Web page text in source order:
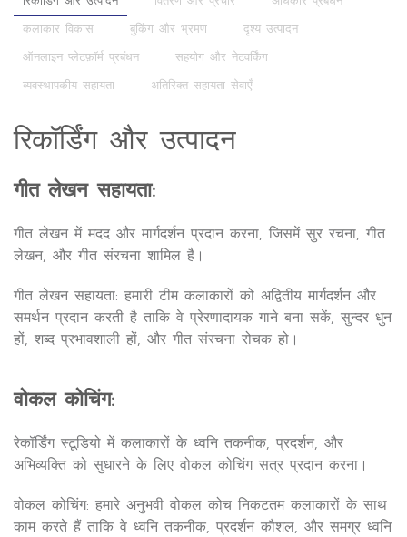
कलाकार विकास बुकिंग और भ्रमण दृश्य उत्पादन
ऑनलाइन प्लेटफ़ॉर्म प्रबंधन सहयोग और नेटवर्किंग
व्यवस्थापकीय सहायता अतिरिक्त सहायता सेवाएँ
रिकॉर्डिंग और उत्पादन
गीत लेखन सहायता:
गीत लेखन में मदद और मार्गदर्शन प्रदान करना, जिसमें सुर रचना, गीत
लेखन, और गीत संरचना शामिल है।
गीत लेखन सहायता: हमारी टीम कलाकारों को अद्वितीय मार्गदर्शन और
समर्थन प्रदान करती है ताकि वे प्रेरणादायक गाने बना सकें, सुन्दर धुन
हों, शब्द प्रभावशाली हों, और गीत संरचना रोचक हो।
वोकल कोचिंग:
रेकॉर्डिंग स्टूडियो में कलाकारों के ध्वनि तकनीक, प्रदर्शन, और
अभिव्यक्ति को सुधारने के लिए वोकल कोचिंग सत्र प्रदान करना।
वोकल कोचिंग: हमारे अनुभवी वोकल कोच निकटतम कलाकारों के साथ
काम करते हैं ताकि वे ध्वनि तकनीक, प्रदर्शन कौशल, और समग्र ध्वनि